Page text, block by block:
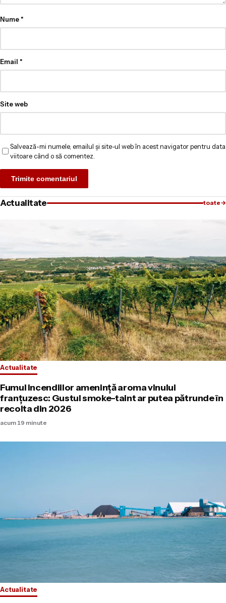
Nume*
Email *
Site web
Salvează-mi numele, emailul și site-ul web în acest navigator pentru data
viitoare când o să comentez.
Actualitate toate→
Actualitate
Fumul incendiilor amenință aroma vinului
franțuzesc: Gustul smoke-taint ar putea pătrunde în
recolta din 2026
acum 19 minute
Actualitate